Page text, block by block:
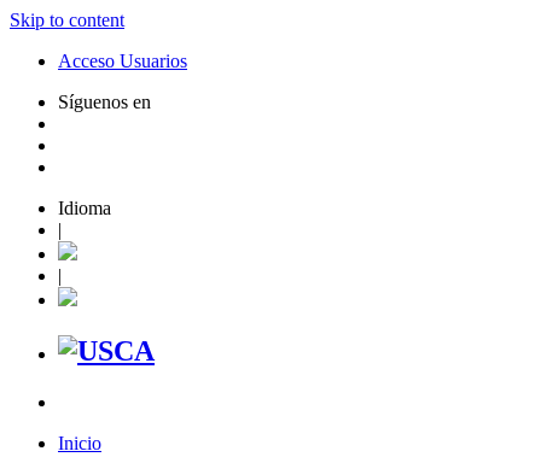
Skip to content
Acceso Usuarios
Síguenos en
Idioma
|
|
Inicio